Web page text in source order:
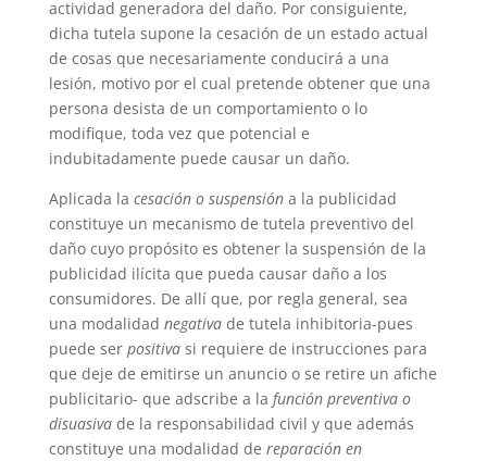
actividad generadora del daño. Por consiguiente,
dicha tutela supone la cesación de un estado actual
de cosas que necesariamente conducirá a una
lesión, motivo por el cual pretende obtener que una
persona desista de un comportamiento o lo
modifique, toda vez que potencial e
indubitadamente puede causar un daño.
Aplicada la cesación o suspensióna la publicidad
constituye un mecanismo de tutela preventivo del
daño cuyo propósito es obtener la suspensión de la
publicidad ilícita que pueda causar daño a los
consumidores. De allí que, por regla general, sea
una modalidad negativade tutela inhibitoria-pues
puede ser positivasi requiere de instrucciones para
que deje de emitirse un anuncio o se retire un afiche
publicitario- que adscribe a la función preventiva o
disuasiva de la responsabilidad civil y que además
constituye una modalidad de reparación en